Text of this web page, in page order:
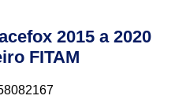
2015 a 2020
FITAM